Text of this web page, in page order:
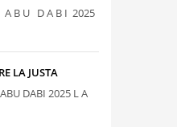
A B U D A B I 2025
LA JUSTA
DABI 2025 L A